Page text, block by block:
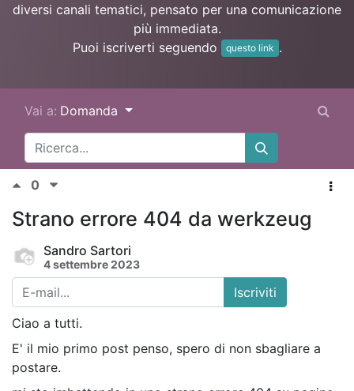
diversi canali tematici, pensato per una comunicazione
più immediata.
Puoi iscriverti seguendo
questo link .
Vai a: Domanda
0
Strano errore 404 da werkzeug
Sandro Sartori
4 settembre 2023
Iscriviti
Ciao a tutti.
E' il mio primo post penso, spero di non sbagliare a
postare.